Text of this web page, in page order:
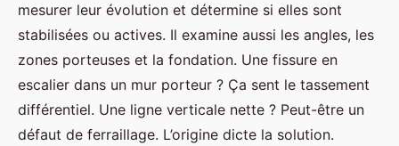
mesurer leur évolution et détermine si elles sont
stabilisées ou actives. Il examine aussi les angles, les
zones porteuses et la fondation. Une fissure en
escalier dans un mur porteur ? Ça sent le tassement
différentiel. Une ligne verticale nette ? Peut-être un
défaut de ferraillage. L’origine dicte la solution.